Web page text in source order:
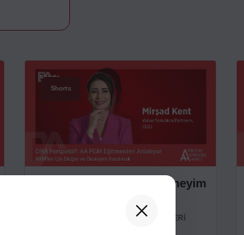
Shorts
AVM'ler için Değer ve Deneyim
DNA PERSPEKTIF: AA PGM EĞITMENLERI